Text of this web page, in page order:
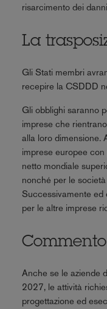
risarcimento dei
La
Gli Stati membri
recepire la CSDDD
Gli obblighi saranno
imprese che
alla loro dimensione.
imprese europee
netto mondiale
nonché per le
Successivamente ed
per le altre imprese
Anche se le aziende
2027, le attività
progettazione ed